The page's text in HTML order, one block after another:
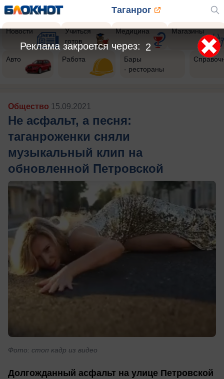
Таганрог
Новости
Учиться
готов
Медицина Магазины
Авто Работа
Бары
- рестораны
Общество 15.09.2021
Не асфальт, а песня:
таганроженки сняли
музыкальный клип на
обновленной Петровской
Фото: стоп кадр из видео
Долгожданный асфальт на улице Петровской